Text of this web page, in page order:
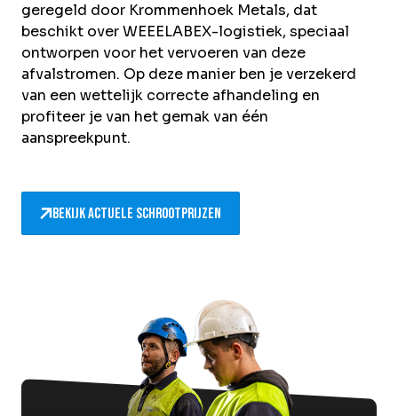
geregeld door Krommenhoek Metals, dat
beschikt overWEEELABEX-logistiek, speciaal
ontworpen voor het vervoeren van deze
afvalstromen. Op deze manier ben je verzekerd
van een wettelijk correcte afhandeling en
profiteer je van het gemak van één
aanspreekpunt.
Bekijk actuele schrootprijzen